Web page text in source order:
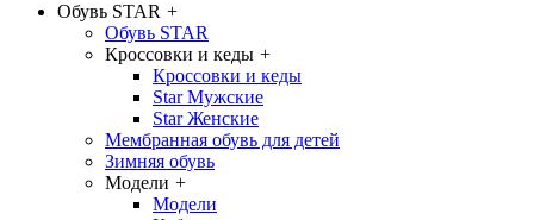
Обувь STAR +
Обувь STAR
Кроссовки и кеды +
Кроссовки и кеды
Star Мужские
Star Женские
Мембранная обувь для детей
Зимняя обувь
Модели +
Модели